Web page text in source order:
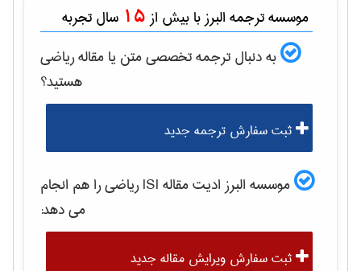
موسسه ترجمه البرز با بیش از 15 سال تجربه
به دنبال ترجمه تخصصی متن یا مقالهرياضی
هستید؟
ثبت سفارش ترجمه جدید
موسسه البرز ادیت مقاله ISI رياضیرا هم انجام
می دهد:
ثبت سفارش ویرایش مقاله جدید